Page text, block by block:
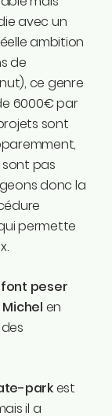
avec un
ambition
de
ce genre
6000€ par
sont
pas
donc la
permette
peser
Michel en
parkest
il a